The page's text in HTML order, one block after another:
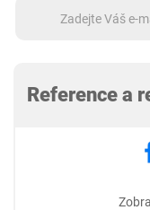
Reference a